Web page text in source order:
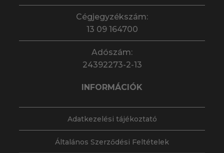
Cégjegyzékszám:
13 09 164700
Adószám:
24392273-2-13
INFORMÁCIÓK
Adatkezelési tájékoztató
Általános Szerződési Feltételek